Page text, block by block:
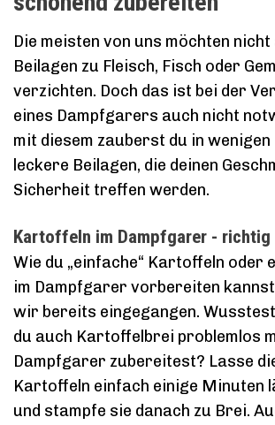
Die meisten von uns möchten
Beilagen zu Fleisch, Fisch oder
verzichten. Doch das ist bei der
eines Dampfgarers auch nicht
mit diesem zauberst du in
leckere Beilagen, die deinen
Sicherheit treffen werden.
Kartoffeln im Dampfgarer - richtig
Wie du „einfache“ Kartoffeln oder
im Dampfgarer vorbereiten
wir bereits eingegangen.
du auch Kartoffelbrei problemlos
Dampfgarer zubereitest? Lasse
Kartoffeln einfach einige Minuten
und stampfe sie danach zu Brei.